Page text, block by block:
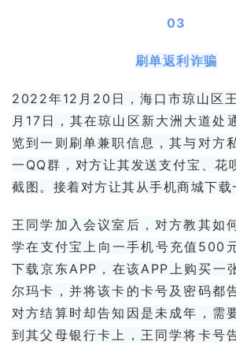
03
刷单返利诈骗
2022年12月20日，海口市琼山区
月17日，其在琼山区新大洲大道处
览到一则刷单兼职信息，其与对方
一QQ群，对方让其发送支付宝、花
截图。接着对方让其从手机商城下载
王同学加入会议室后，对方教其如
学在支付宝上向一手机号充值500
下载 京东APP，在该APP上购买一
尔玛卡，并将该卡的卡号及密码都
对方结算时却告知因是未成年，需
到其父母银行卡上，王同学将卡号